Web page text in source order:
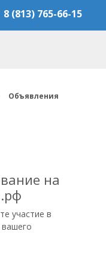
8 (813) 765-66-15
Объявления
на
участие в
вашего